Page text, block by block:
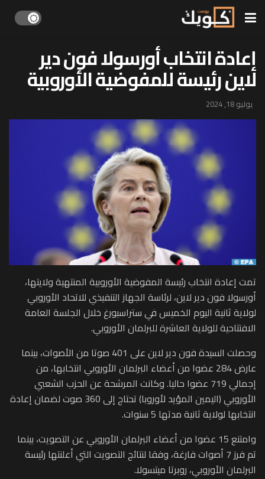
إعادة انتخاب أورسولا فون دير
لاين رئيسة للمفوضية الأوروبية
يوليو 18, 2024
تمت إعادة انتخاب رئيسة المفوضية الأوروبية المنتهية ولايتها،
أورسولا فون دير لاين، لرئاسة الجهاز التنفيذي للاتحاد الأوروبي
لولاية ثانية اليوم الخميس في ستراسبورغ خلال الجلسة العامة
الافتتاحية للولاية العاشرة للبرلمان الأوروبي.
وحصلت السيدة فون دير لاين على 401 صوتا من الأصوات، بينما
عارض 284 عضوا من أعضاء البرلمان الأوروبي انتخابها، من
إجمالي 719 عضوا حاليا. وكانت المرشحة عن الحزب الشعبي
الأوروبي (اليمين المؤيد لأوروبا) تحتاج إلى 360 صوت لضمان إعادة
انتخابها لولاية ثانية مدتها 5 سنوات.
وامتنع 15 عضوا من أعضاء البرلمان الأوروبي عن التصويت، بينما
تم فرز 7 أصوات فارغة، وفقا لنتائج التصويت التي أعلنتها رئيسة
البرلمان الأوروبي، روبرتا ميتسولا.